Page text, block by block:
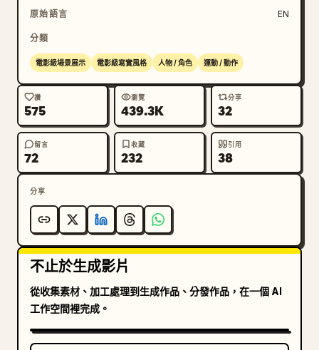
原始語言 EN
分類
電影級場景展示 電影級寫實風格 人物 / 角色 運動 / 動作
讚
575
瀏覽
439.3K
分享
32
留言
72
收藏
232
引用
38
分享
不止於生成影片
從收集素材、加工處理到生成作品、分發作品，在一個 AI
工作空間裡完成。